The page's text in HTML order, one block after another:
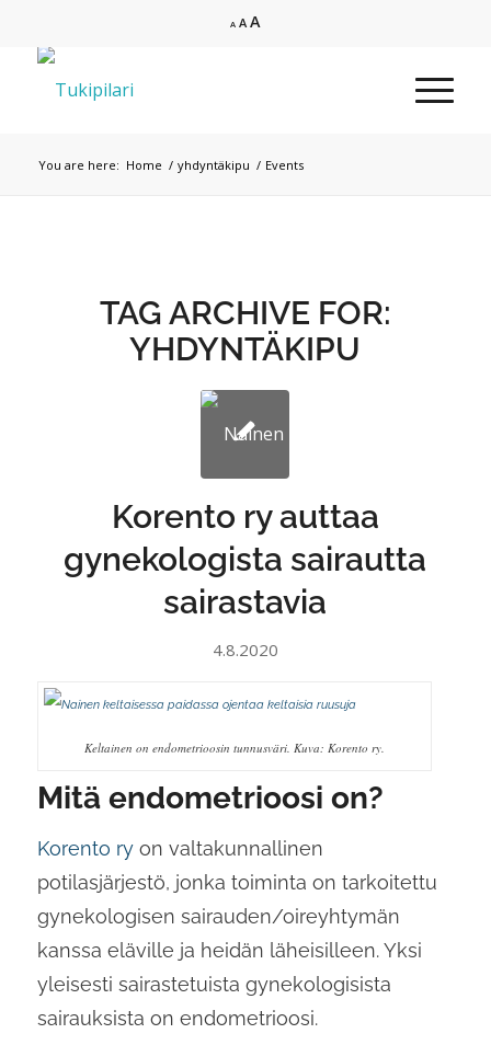
A Decrease
AReset
font
AIncrease
font
You are here: Home / yhdyntäkipu / Events
TAG ARCHIVE FOR:
YHDYNTÄKIPU
Korento ry auttaa
gynekologista sairautta
sairastavia
4.8.2020
Keltainen on endometrioosin tunnusväri. Kuva: Korento ry.
Mitä endometrioosi on?
Korento ryon valtakunnallinen
potilasjärjestö, jonka toiminta on tarkoitettu
gynekologisen sairauden/oireyhtymän
kanssa eläville ja heidän läheisilleen. Yksi
yleisesti sairastetuista gynekologisista
sairauksista on endometrioosi.